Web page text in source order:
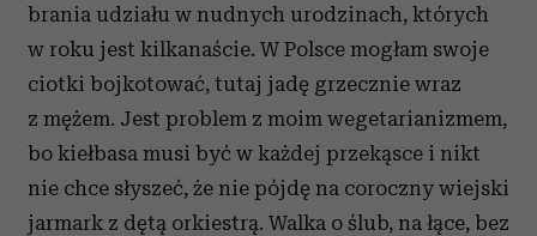
brania udziału w nudnych urodzinach, których
w roku jest kilkanaście. W Polsce mogłam swoje
ciotki bojkotować, tutaj jadę grzecznie wraz
z mężem. Jest problem z moim wegetarianizmem,
bo kiełbasa musi być w każdej przekąsce i nikt
nie chce słyszeć, że nie pójdę na coroczny wiejski
jarmark z dętą orkiestrą. Walka o ślub, na łące, bez